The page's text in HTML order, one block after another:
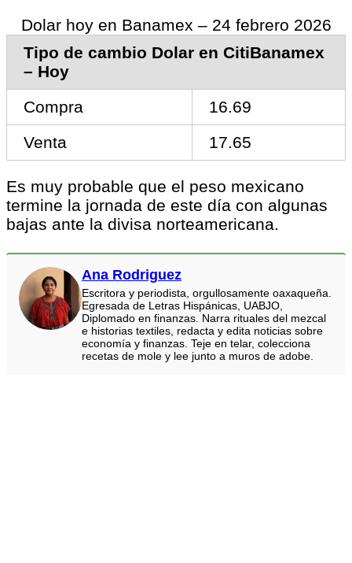
Dolar hoy en Banamex – 24 febrero 2026
Tipo de cambio Dolar en CitiBanamex
– Hoy
Compra
16.69
Venta
17.65
Es muy probable que el peso mexicano
termine la jornada de este día con algunas
bajas ante la divisa norteamericana.
Ana Rodriguez
Escritora y periodista, orgullosamente oaxaqueña.
Egresada de Letras Hispánicas, UABJO,
Diplomado en finanzas. Narra rituales del mezcal
e historias textiles, redacta y edita noticias sobre
economía y finanzas. Teje en telar, colecciona
recetas de mole y lee junto a muros de adobe.